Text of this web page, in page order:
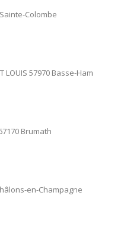
Sainte-Colombe
LOUIS 57970 Basse-Ham
Brumath
en-Champagne